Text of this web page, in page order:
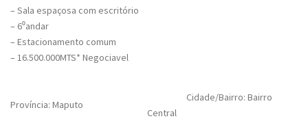
– Sala espaçosa com escritório
– 6⁰andar
– Estacionamento comum
– 16.500.000MTS* Negociavel
Província: Maputo
Cidade/Bairro: Bairro
Central